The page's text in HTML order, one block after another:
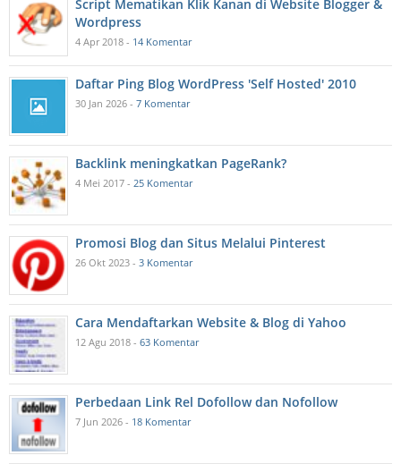
Script Mematikan Klik Kanan di Website Blogger &
Wordpress
4 Apr 2018 - 14 Komentar
Daftar Ping Blog WordPress 'Self Hosted' 2010
30 Jan 2026 - 7 Komentar
Backlink meningkatkan PageRank?
4 Mei 2017 - 25 Komentar
Promosi Blog dan Situs Melalui Pinterest
26 Okt 2023 - 3 Komentar
Cara Mendaftarkan Website & Blog di Yahoo
12 Agu 2018 - 63 Komentar
Perbedaan Link Rel Dofollow dan Nofollow
7 Jun 2026 - 18 Komentar